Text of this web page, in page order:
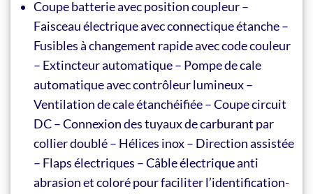
Coupe batterie avec position coupleur –
Faisceau électrique avec connectique étanche –
Fusibles à changement rapide avec code couleur
– Extincteur automatique – Pompe de cale
automatique avec contrôleur lumineux –
Ventilation de cale étanchéifiée – Coupe circuit
DC – Connexion des tuyaux de carburant par
collier doublé – Hélices inox – Direction assistée
– Flaps électriques – Câble électrique anti
abrasion et coloré pour faciliter l’identification-